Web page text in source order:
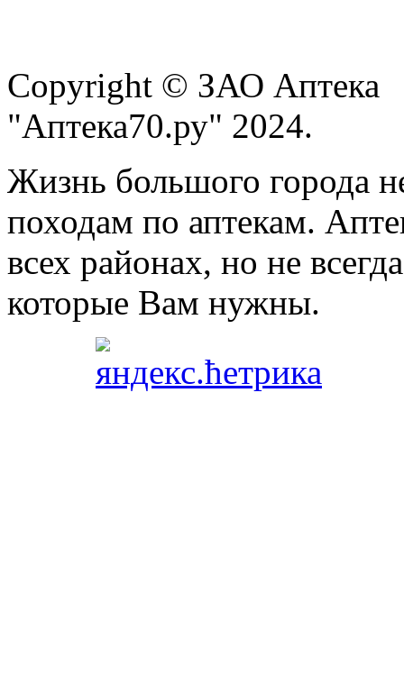
Copyright © ЗАО Аптека
"Аптека70.ру" 2024.
Жизнь большого города
походам по аптекам.
всех районах, но не
которые Вам нужны.